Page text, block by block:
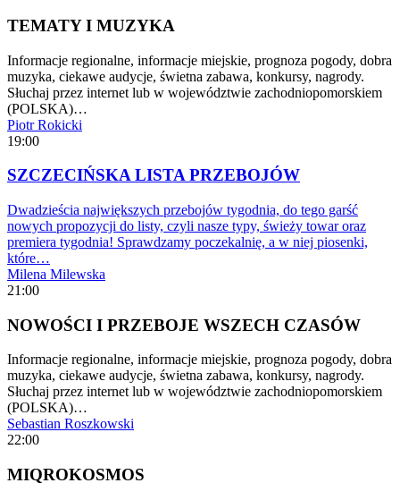
TEMATY I MUZYKA
Informacje regionalne, informacje miejskie, prognoza pogody, dobra
muzyka, ciekawe audycje, świetna zabawa, konkursy, nagrody.
Słuchaj przez internet lub w województwie zachodniopomorskiem
(POLSKA)…
Piotr Rokicki
19:00
SZCZECIŃSKA LISTA PRZEBOJÓW
Dwadzieścia największych przebojów tygodnia, do tego garść
nowych propozycji do listy, czyli nasze typy, świeży towar oraz
premiera tygodnia! Sprawdzamy poczekalnię, a w niej piosenki,
które…
Milena Milewska
21:00
NOWOŚCI I PRZEBOJE WSZECH CZASÓW
Informacje regionalne, informacje miejskie, prognoza pogody, dobra
muzyka, ciekawe audycje, świetna zabawa, konkursy, nagrody.
Słuchaj przez internet lub w województwie zachodniopomorskiem
(POLSKA)…
Sebastian Roszkowski
22:00
MIQROKOSMOS